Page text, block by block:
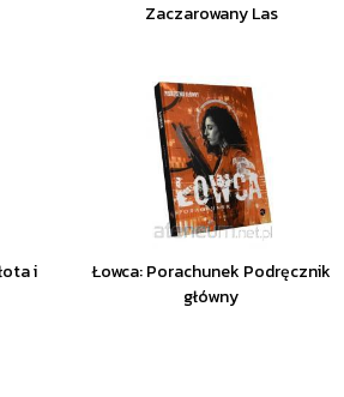
Zaczarowany Las
i
Łowca: Porachunek Podręcznik
główny